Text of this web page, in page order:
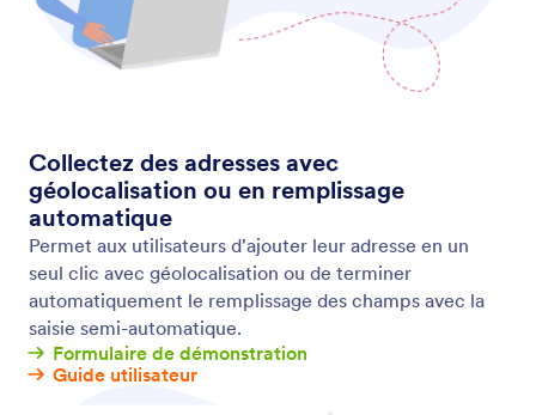
Améliorez l'engagement sur vos formulaires avec
des formulaires conversationnels qui posent une
seule question par page. Explorez toutes les super-
fonctionnalités uniques et propres aux Cartes